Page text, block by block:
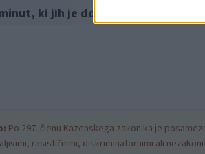
, ki jih je dosegla
Po 297. členu Kazenskega zakonika je
rasističnimi, diskriminatornimi ali